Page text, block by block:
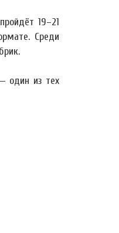
19–21
Среди
один из тех